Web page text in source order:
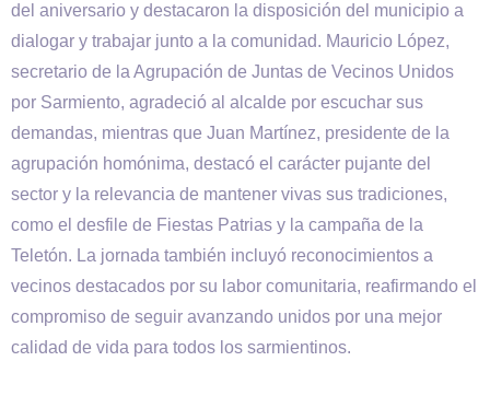
del aniversario y destacaron la disposición del municipio a
dialogar y trabajar junto a la comunidad. Mauricio López,
secretario de la Agrupación de Juntas de Vecinos Unidos
por Sarmiento, agradeció al alcalde por escuchar sus
demandas, mientras que Juan Martínez, presidente de la
agrupación homónima, destacó el carácter pujante del
sector y la relevancia de mantener vivas sus tradiciones,
como el desfile de Fiestas Patrias y la campaña de la
Teletón. La jornada también incluyó reconocimientos a
vecinos destacados por su labor comunitaria, reafirmando el
compromiso de seguir avanzando unidos por una mejor
calidad de vida para todos los sarmientinos.